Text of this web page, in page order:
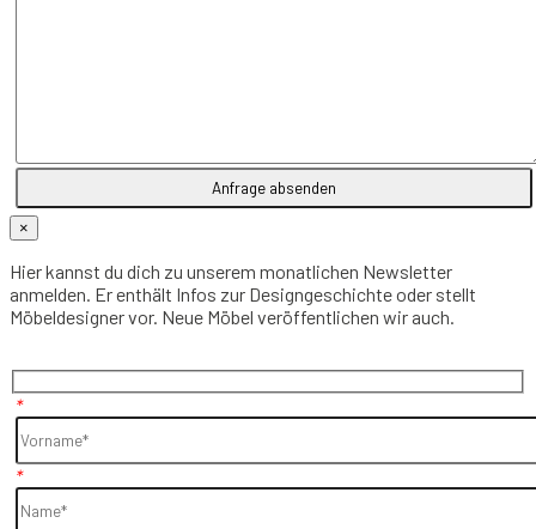
×
Hier kannst du dich zu unserem monatlichen Newsletter
anmelden. Er enthält Infos zur Designgeschichte oder stellt
Möbeldesigner vor. Neue Möbel veröffentlichen wir auch.
*
*